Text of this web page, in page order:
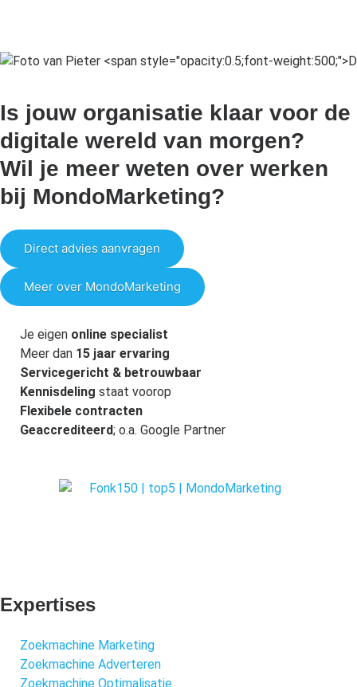
Is jouw organisatie klaar voor de
digitale wereld van morgen?
Wil je meer weten over werken
bij MondoMarketing?
Direct advies aanvragen
Meer over MondoMarketing
Je eigen online specialist
Meer dan 15 jaar ervaring
Servicegericht & betrouwbaar
Kennisdeling staat voorop
Flexibele contracten
Geaccrediteerd; o.a. Google Partner
Expertises
Zoekmachine Marketing
Zoekmachine Adverteren
Zoekmachine Optimalisatie